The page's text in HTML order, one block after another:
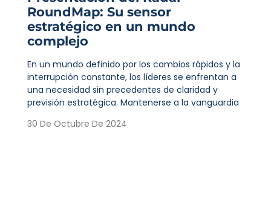
RoundMap: Su sensor
estratégico en un mundo
complejo
En un mundo definido por los cambios rápidos y la
interrupción constante, los líderes se enfrentan a
una necesidad sin precedentes de claridad y
previsión estratégica. Mantenerse a la vanguardia
30 De Octubre De 2024